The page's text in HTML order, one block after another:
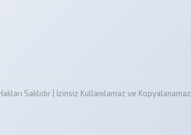
Saklıdır | İzinsiz Kullanılamaz ve Kopyalanamaz